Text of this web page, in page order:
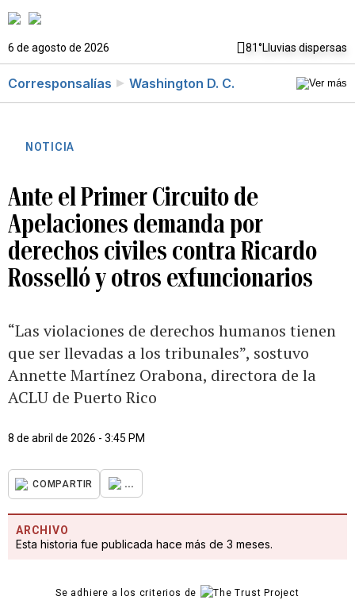
6 de agosto de 2026 81°Lluvias dispersas
Corresponsalías Washington D. C.
NOTICIA
Ante el Primer Circuito de
Apelaciones demanda por
derechos civiles contra Ricardo
Rosselló y otros exfuncionarios
“Las violaciones de derechos humanos tienen
que ser llevadas a los tribunales”, sostuvo
Annette Martínez Orabona, directora de la
ACLU de Puerto Rico
8 de abril de 2026 - 3:45 PM
COMPARTIR ...
ARCHIVO
Esta historia fue publicada hace más de 3 meses.
Se adhiere a los criterios de